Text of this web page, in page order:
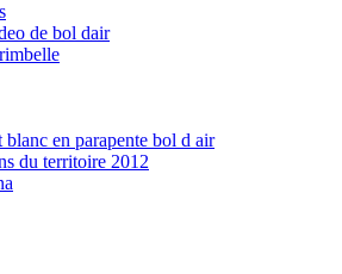
de bol dair
blanc en parapente bol d air
du territoire 2012